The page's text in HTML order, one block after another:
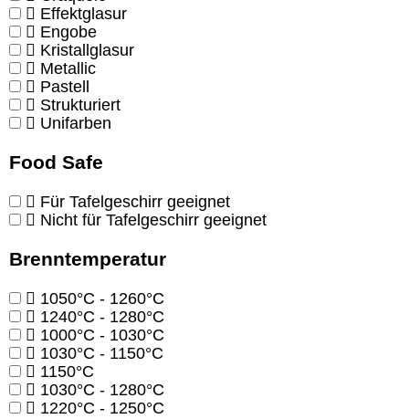
Effektglasur
Engobe
Kristallglasur
Metallic
Pastell
Strukturiert
Unifarben
Food Safe
Für Tafelgeschirr geeignet
Nicht für Tafelgeschirr geeignet
Brenntemperatur
1050°C - 1260°C
1240°C - 1280°C
1000°C - 1030°C
1030°C - 1150°C
1150°C
1030°C - 1280°C
1220°C - 1250°C